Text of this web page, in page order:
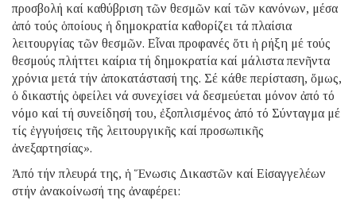
προσβολή καί καθύβριση τῶν θεσμῶν καί τῶν κανόνων, μέσα
ἀπό τούς ὁποίους ἡ δημοκρατία καθορίζει τά πλαίσια
λειτουργίας τῶν θεσμῶν. Εἶναι προφανές ὅτι ἡ ρήξη μέ τούς
θεσμούς πλήττει καίρια τή δημοκρατία καί μάλιστα πενῆντα
χρόνια μετά τήν ἀποκατάστασή της. Σέ κάθε περίσταση, ὅμως,
ὁ δικαστής ὀφείλει νά συνεχίσει νά δεσμεύεται μόνον ἀπό τό
νόμο καί τή συνείδησή του, ἐξοπλισμένος ἀπό τό Σύνταγμα μέ
τίς ἐγγυήσεις τῆς λειτουργικῆς καί προσωπικῆς
ἀνεξαρτησίας».
Ἀπό τήν πλευρά της, ἡ Ἕνωσις Δικαστῶν καί Εἰσαγγελέων
στήν ἀνακοίνωσή της ἀναφέρει: